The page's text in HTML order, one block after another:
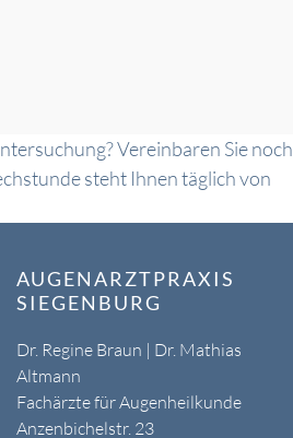
Vereinbaren Sie noch
steht Ihnen täglich von
AUGENARZTPRAXIS
SIEGENBURG
Dr. Regine Braun | Dr. Mathias
Altmann
Fachärzte für Augenheilkunde
Anzenbichelstr. 23